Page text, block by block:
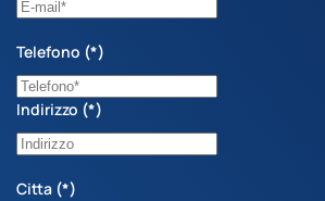
Telefono (*)
Indirizzo (*)
Citta (*)